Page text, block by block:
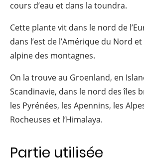
cours d’eau et dans la toundra.
Cette plante vit dans le nord de
dans l’est de l’Amérique du Nord
alpine des montagnes.
On la trouve au Groenland, en
Scandinavie, dans le nord des îles
les Pyrénées, les Apennins, les
Rocheuses et l’Himalaya.
Partie utilisée